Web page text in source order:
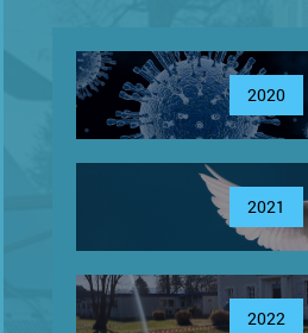
2020
2021
2022